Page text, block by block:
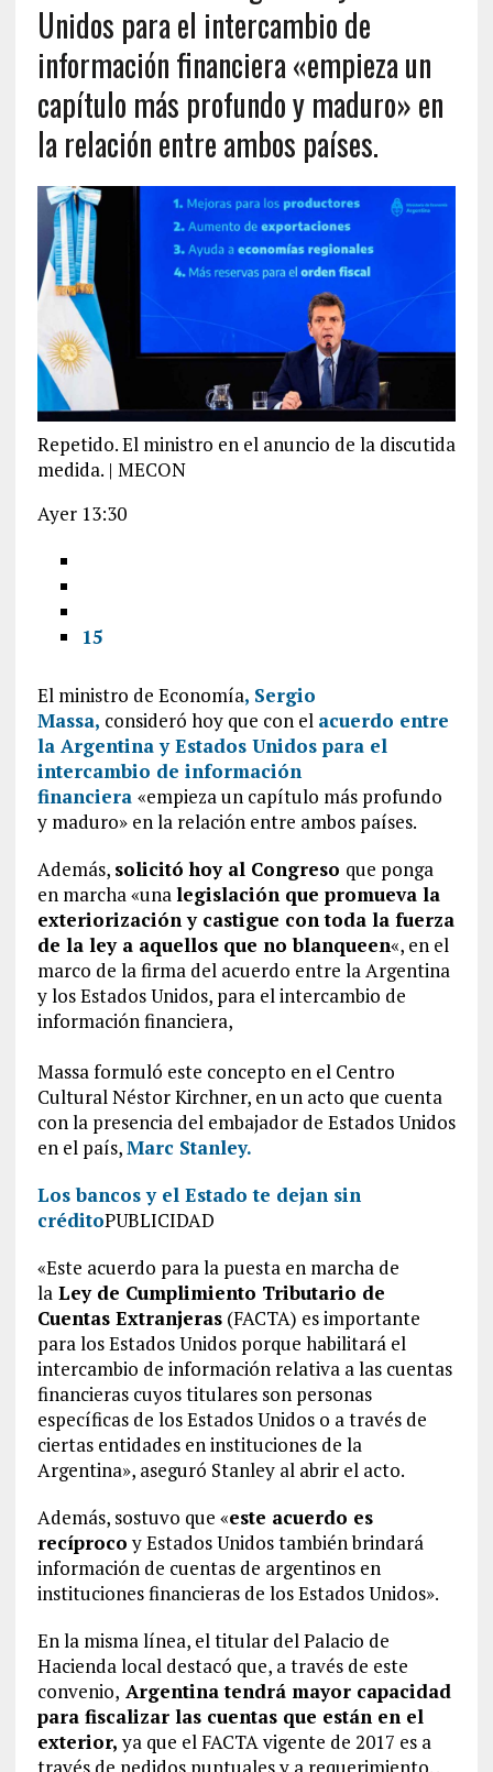
Unidos para el intercambio de
información financiera «empieza un
capítulo más profundo y maduro» en
la relación entre ambos países.
Repetido. El ministro en el anuncio de la discutida
medida. | MECON
Ayer 13:30
15
El ministro de Economía, Sergio
Massa, consideró hoy que con el acuerdo entre
la Argentina y Estados Unidos para el
intercambio de información
financiera «empieza un capítulo más profundo
y maduro» en la relación entre ambos países.
Además, solicitó hoy al Congreso que ponga
en marcha «una legislación que promueva la
exteriorización y castigue con toda la fuerza
de la ley a aquellos que no blanqueen«, en el
marco de la firma del acuerdo entre la Argentina
y los Estados Unidos, para el intercambio de
información financiera,
Massa formuló este concepto en el Centro
Cultural Néstor Kirchner, en un acto que cuenta
con la presencia del embajador de Estados Unidos
en el país,Marc Stanley.
Los bancos y el Estado te dejan sin
créditoPUBLICIDAD
«Este acuerdo para la puesta en marcha de
la Ley de Cumplimiento Tributario de
Cuentas Extranjeras(FACTA) es importante
para los Estados Unidos porque habilitará el
intercambio de información relativa a las cuentas
financieras cuyos titulares son personas
específicas de los Estados Unidos o a través de
ciertas entidades en instituciones de la
Argentina», aseguró Stanley al abrir el acto.
Además, sostuvo que «este acuerdo es
recíprocoy Estados Unidos también brindará
información de cuentas de argentinos en
instituciones financieras de los Estados Unidos».
En la misma línea, el titular del Palacio de
Hacienda local destacó que, a través de este
convenio, Argentina tendrá mayor capacidad
para fiscalizar las cuentas que están en el
exterior,ya que el FACTA vigente de 2017 es a
través de pedidos puntuales y a requerimiento. .